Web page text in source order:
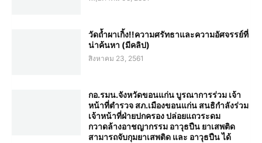
วัดถ้ำผาเกิ้ง!!ความศรัทธาและความอัศจรรย์ที่
น่าค้นหา (มีคลิป)
สิงหาคม 23, 2561
กอ.รมน.จังหวัดขอนแก่น บูรณาการร่วม เจ้า
หน้าที่ตำรวจ สภ.เมืองขอนแก่น สนธิกำลังร่วม
เจ้าหน้าที่ฝ่ายปกครอง ปล่อยแถวระดม
กวาดล้างอาชญากรรม อาวุธปืน ยาเสพติด
สามารถจับกุมยาเสพติด และ อาวุธปืน ได้